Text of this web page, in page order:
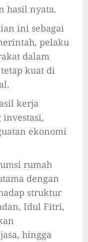
hasil nyata.
ini sebagai
pelaku
dalam
kuat di
kerja
investasi,
ekonomi
rumah
dengan
struktur
Idul Fitri,
hingga